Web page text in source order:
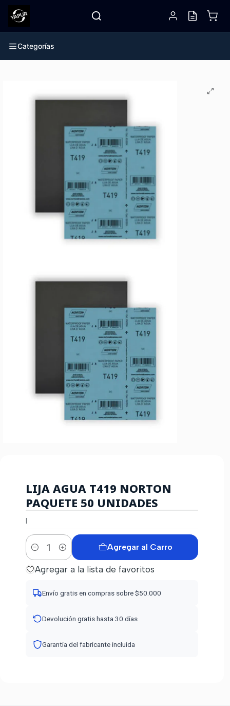
Categorías
|
LIJA AGUA T419 NORTON
PAQUETE 50 UNIDADES
Cantidad
Agregar al Carro
Agregar a la lista de favoritos
Envío gratis en compras sobre $50.000
Devolución gratis hasta 30 días
Garantía del fabricante incluida